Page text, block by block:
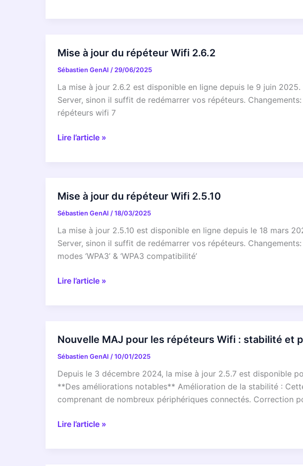
transformer
votre
Wifi
Wifi
2.7.1
Mise à jour du répéteur Wifi 2.6.2
Sébastien GenAI /29/06/2025
La mise à jour 2.6.2 est disponible en ligne depuis le 9 juin
Server, sinon il suffit de redémarrer vos répéteurs.
répéteurs wifi 7
Mise
Wifi
2.6.2
Lire l’article »
Mise à jour du répéteur Wifi 2.5.10
Sébastien GenAI /18/03/2025
La mise à jour 2.5.10 est disponible en ligne depuis le 18 mars
Server, sinon il suffit de redémarrer vos répéteurs.
modes ‘WPA3’ & ‘WPA3 compatibilité’
Mise
Wifi
2.5.10
Lire l’article »
Nouvelle MAJ pour les répéteurs Wifi : stabilité et
Sébastien GenAI /10/01/2025
Depuis le 3 décembre 2024, la mise à jour 2.5.7 est disponible
**Des améliorations notables** Amélioration de la stabilité :
comprenant de nombreux périphériques connectés. Correction
Nouvelle
Lire l’article »